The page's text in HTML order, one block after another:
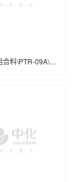
聚氨酯喷涂组合料\PTR-09A\桶装(kg)\200\优等